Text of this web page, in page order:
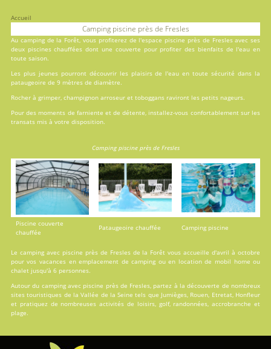
Accueil
Camping piscine près de Fresles
Au camping de la Forêt, vous profiterez de l'espace piscine près de Fresles avec ses
deux piscineschauffées dont une couverte pour profiter des bienfaits de l'eau en
toute saison.
Les plus jeunes pourront découvrir les plaisirs de l'eau en toute sécurité dans la
pataugeoire de 9 mètres de diamètre.
Rocher à grimper, champignon arroseur et toboggans raviront les petits nageurs.
Pour des moments de farniente et de détente, installez-vous confortablement sur les
transats mis à votre disposition.
Camping piscine près de Fresles
Piscine couverte
chauffée
Pataugeoire chauffée Camping piscine
Le camping avec piscine près de Fresles de la Forêt vous accueille d'avril à octobre
pour vos vacances enemplacement de camping ou en locationde mobil home ou
chalet jusqu'à 6 personnes.
Autour du camping avec piscine près de Fresles, partez à la découverte de nombreux
sites touristiques de la Vallée de la Seine tels que Jumièges, Rouen, Etretat, Honfleur
et pratiquez de nombreuses activités de loisirs, golf, randonnées, accrobranche et
plage.